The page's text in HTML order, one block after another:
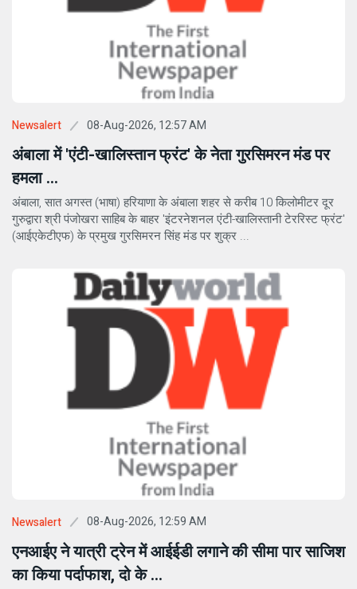
Newsalert 08-Aug-2026, 12:57 AM
अंबाला में 'एंटी-खालिस्तान फ्रंट' के नेता गुरसिमरन मंड पर
हमला ...
अंबाला, सात अगस्त (भाषा) हरियाणा के अंबाला शहर से करीब 10 किलोमीटर दूर
गुरुद्वारा श्री पंजोखरा साहिब के बाहर 'इंटरनेशनल एंटी-खालिस्तानी टेररिस्ट फ्रंट'
(आईएकेटीएफ) के प्रमुख गुरसिमरन सिंह मंड पर शुक्र ...
Newsalert 08-Aug-2026, 12:59 AM
एनआईए ने यात्री ट्रेन में आईईडी लगाने की सीमा पार साजिश
का किया पर्दाफाश, दो के ...